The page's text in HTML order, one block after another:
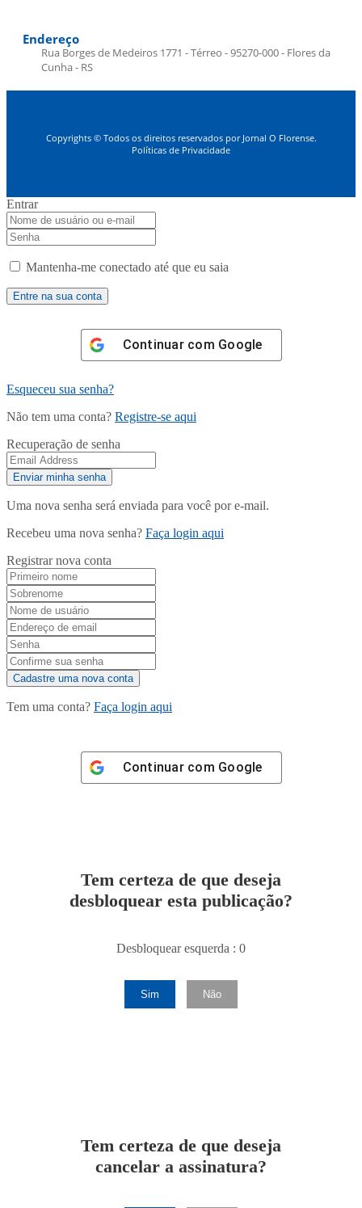
Endereço
Rua Borges de Medeiros 1771 - Térreo - 95270-000 - Flores da
Cunha - RS
Copyrights © Todos os direitos reservados por Jornal O Florense.
Políticas de Privacidade
Entrar
Mantenha-me conectado até que eu saia
Continuar com Google
Esqueceu sua senha?
Não tem uma conta? Registre-se aqui
Recuperação de senha
Uma nova senha será enviada para você por e-mail.
Recebeu uma nova senha? Faça login aqui
Registrar nova conta
Tem uma conta? Faça login aqui
Continuar com Google
Tem certeza de que deseja
desbloquear esta publicação?
Desbloquear esquerda : 0
Sim Não
Tem certeza de que deseja
cancelar a assinatura?